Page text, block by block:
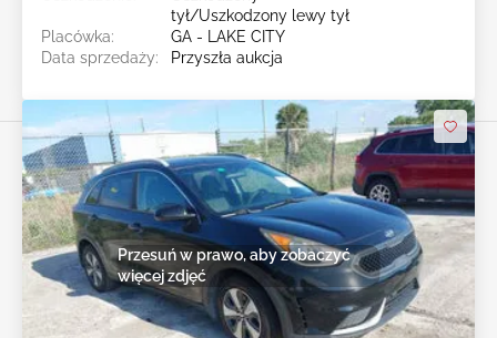
tył/Uszkodzony lewy tył
Placówka:
GA - LAKE CITY
Data sprzedaży:
Przyszła aukcja
Przesuń w prawo, aby zobaczyć
więcej zdjęć